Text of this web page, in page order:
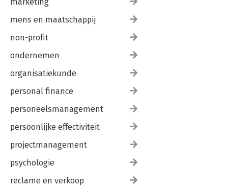
mens en maatschappij
non-profit
ondernemen
organisatiekunde
personal finance
personeelsmanagement
persoonlijke effectiviteit
projectmanagement
psychologie
reclame en verkoop